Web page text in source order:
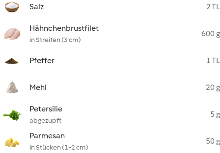
Salz 2 TL
Hähnchenbrustfilet
in Streifen (3 cm)
600 g
Pfeffer 1 TL
Mehl 20 g
Petersilie
abgezupft
5 g
Parmesan
in Stücken (1-2 cm)
50 g